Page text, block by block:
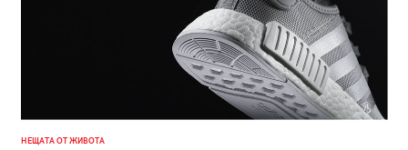
НЕЩАТА ОТ ЖИВОТА